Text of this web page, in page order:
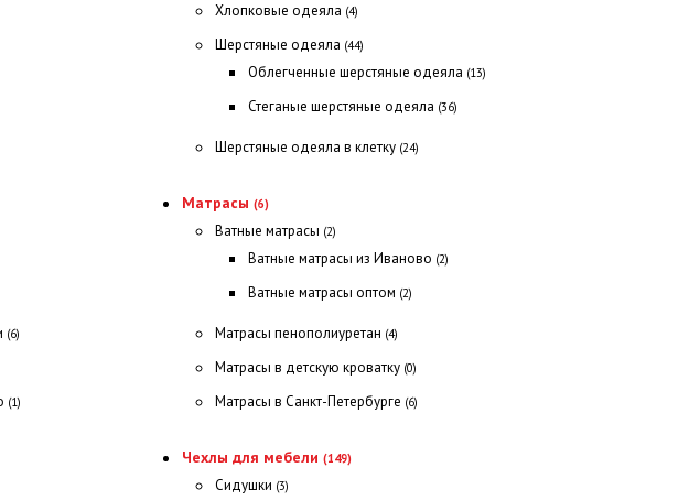
Хлопковые одеяла (4)
Шерстяные одеяла (44)
Облегченные шерстяные одеяла (13)
Стеганые шерстяные одеяла (36)
Шерстяные одеяла в клетку (24)
(6)
(1)
Матрасы (6)
Ватные матрасы (2)
Ватные матрасы из Иваново (2)
Ватные матрасы оптом (2)
Матрасы пенополиуретан (4)
Матрасы в детскую кроватку (0)
Матрасы в Санкт-Петербурге (6)
Чехлы для мебели (149)
Сидушки (3)